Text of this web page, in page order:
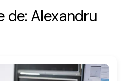
de: Alexandru